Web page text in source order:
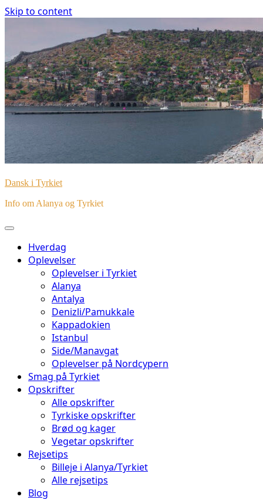
Skip to content
Dansk i Tyrkiet
Info om Alanya og Tyrkiet
Hverdag
Oplevelser
Oplevelser i Tyrkiet
Alanya
Antalya
Denizli/Pamukkale
Kappadokien
Istanbul
Side/Manavgat
Oplevelser på Nordcypern
Smag på Tyrkiet
Opskrifter
Alle opskrifter
Tyrkiske opskrifter
Brød og kager
Vegetar opskrifter
Rejsetips
Billeje i Alanya/Tyrkiet
Alle rejsetips
Blog